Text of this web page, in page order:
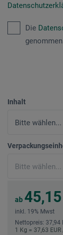
Die
genommen.
Inhalt
ab 45,15
inkl. 19% Mwst
Nettopreis: 37,94
1 Kg = 37,63